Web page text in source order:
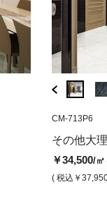
オデッサ ベージ
/㎡
( 税込￥30,250/㎡ )
MAR-6120-S
ドラマチック
トチョイス(本
￥31,500 /㎡
プレー
CM-713P6
その他大
￥34,500/㎡
( 税込￥
KM-
ジュ
￥
( 税込￥